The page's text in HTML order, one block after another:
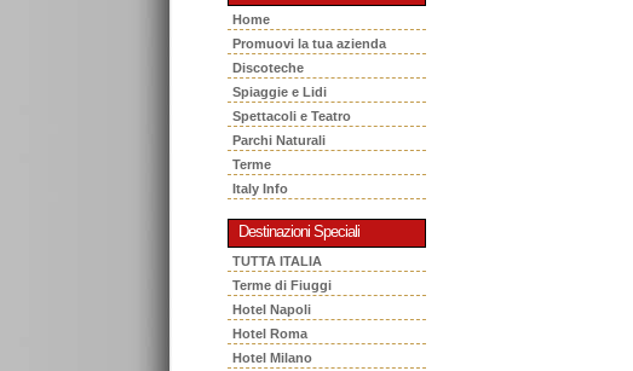
Home
Promuovi la tua azienda
Discoteche
Spiaggie e Lidi
Spettacoli e Teatro
Parchi Naturali
Terme
Italy Info
Destinazioni Speciali
TUTTA ITALIA
Terme di Fiuggi
Hotel Napoli
Hotel Roma
Hotel Milano